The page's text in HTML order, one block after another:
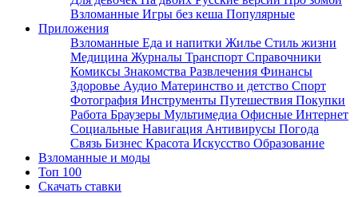
Взломанные Игры без кеша Популярные
Приложения
Взломанные Еда и напитки Жилье Стиль жизни
Медицина Журналы Транспорт Справочники
Комиксы Знакомства Развлечения Финансы
Здоровье Аудио Материнство и детство Спорт
Фотография Инструменты Путешествия Покупки
Работа Браузеры Мультимедиа Офисные Интернет
Социальные Навигация Антивирусы Погода
Связь Бизнес Красота Искусство Образование
Взломанные и моды
Топ 100
Скачать ставки